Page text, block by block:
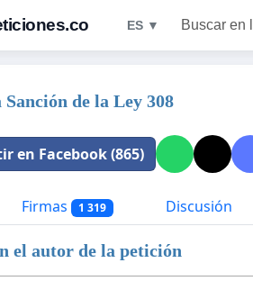
ES ▼ Buscar en
Sanción de la Ley 308
en Facebook (865)
Firmas 1 319 Discusión
el autor de la petición